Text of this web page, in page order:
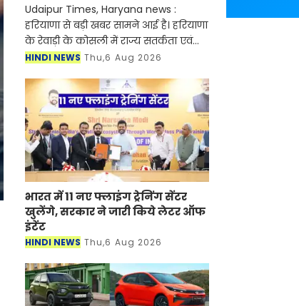
Udaipur Times, Haryana news :
हरियाणा से बड़ी खबर सामने आई है। हरियाणा
के रेवाड़ी के कोसली में राज्य सतर्कता एवं
भ्रष्टाचार निरोधक ब्यूरो (SV&ACB) ने बड़ी
रुपए की र
HINDI NEWS Thu,6 Aug 2026
भारत में 11 नए फ्लाइंग ट्रेनिंग सेंटर
खुलेंगे, सरकार ने जारी किये लेटर ऑफ
इंटेंट
HINDI NEWS Thu,6 Aug 2026